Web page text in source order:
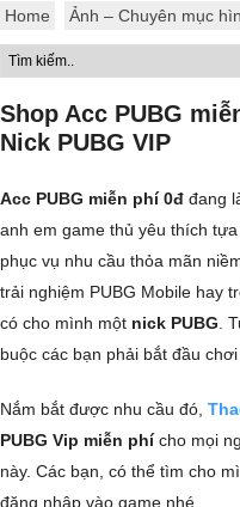
Home Ảnh – Chuyên mục
Shop Acc PUBG
Nick PUBG VIP
Acc PUBG miễn phí 0đ đang
anh em game thủ yêu thích
phục vụ nhu cầu thỏa mãn
trải nghiệm PUBG Mobile hay
có cho mình một nick PUBG .
buộc các bạn phải bắt đầu chơi
Nắm bắt được nhu cầu đó,
PUBG Vip miễn phícho mọi
này. Các bạn, có thể tìm cho
đăng nhập vào game nhé.